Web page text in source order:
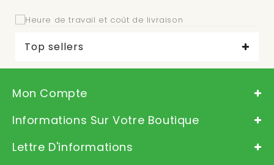
Top sellers
Mon Compte
Informations Sur Votre Boutique
Lettre D'informations